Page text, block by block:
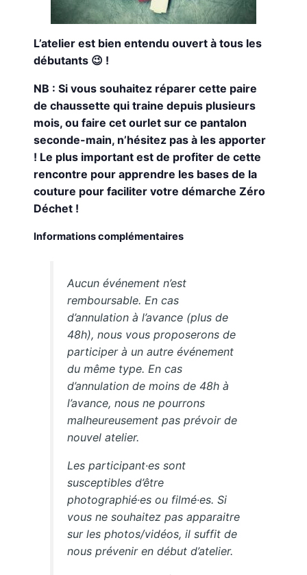
L’atelier est bien entendu ouvert à tous les
débutants 😉 !
NB : Si vous souhaitez réparer cette paire
de chaussette qui traine depuis plusieurs
mois, ou faire cet ourlet sur ce pantalon
seconde-main, n’hésitez pas à les apporter
! Le plus important est de profiter de cette
rencontre pour apprendre les bases de la
couture pour faciliter votre démarche Zéro
Déchet !
Informations complémentaires
Aucun événement n’est
remboursable. En cas
d’annulation à l’avance (plus de
48h), nous vous proposerons de
participer à un autre événement
du même type. En cas
d’annulation de moins de 48h à
l’avance, nous ne pourrons
malheureusement pas prévoir de
nouvel atelier.
Les participant·es sont
susceptibles d’être
photographié·es ou filmé·es. Si
vous ne souhaitez pas apparaitre
sur les photos/vidéos, il suffit de
nous prévenir en début d’atelier.